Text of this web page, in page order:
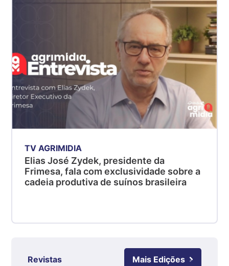
MG
R$ 5,04
kg
Suíno - Estadual
Suíno - Estadual
SC
R$ 4,48
Ovo Branco - Regional
TV AGRIMIDIA
Elias José Zydek, presidente da
Frimesa, fala com exclusividade sobre a
cadeia produtiva de suínos brasileira
Revistas Mais Edições